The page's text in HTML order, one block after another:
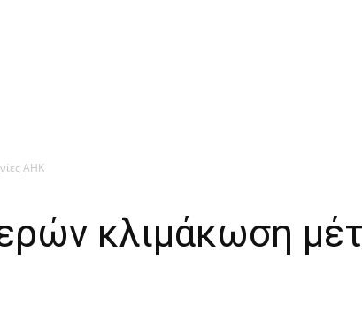
ΑΗΚ
κλιμάκωση